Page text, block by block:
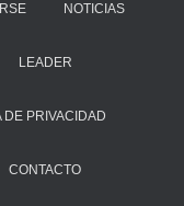
NOTICIAS
LEADER
DE PRIVACIDAD
CONTACTO